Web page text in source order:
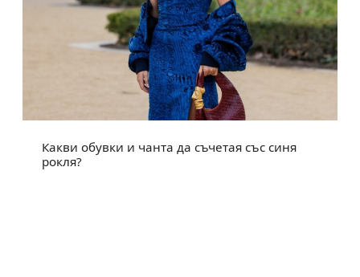
Какви обувки и чанта да съчетая със синя
рокля?